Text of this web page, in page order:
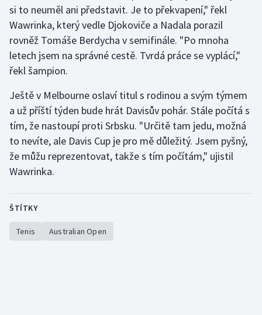
si to neuměl ani představit. Je to překvapení," řekl
Wawrinka, který vedle Djokoviče a Nadala porazil
rovněž Tomáše Berdycha v semifinále. "Po mnoha
letech jsem na správné cestě. Tvrdá práce se vyplácí,"
řekl šampion.
Ještě v Melbourne oslaví titul s rodinou a svým týmem
a už příští týden bude hrát Davisův pohár. Stále počítá s
tím, že nastoupí proti Srbsku. "Určitě tam jedu, možná
to nevíte, ale Davis Cup je pro mě důležitý. Jsem pyšný,
že můžu reprezentovat, takže s tím počítám," ujistil
Wawrinka.
ŠTÍTKY
Tenis Australian Open